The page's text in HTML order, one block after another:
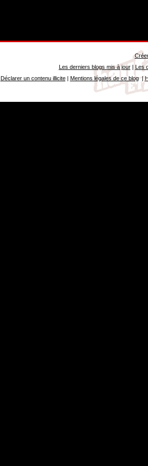
Les derniers blogs mis à jour| Les
Déclarer un contenu illicite| Mentions légales de ce blog|